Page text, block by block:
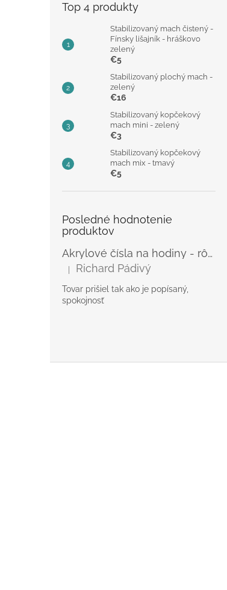
Top 4 produkty
Stabilizovaný mach čistený -
Fínsky lišajník - hráškovo
zelený
€5
Stabilizovaný plochý mach -
zelený
€16
Stabilizovaný kopčekový
mach mini - zelený
€3
Stabilizovaný kopčekový
mach mix - tmavý
€5
Posledné hodnotenie
produktov
Akrylové čísla na hodiny - rôzne
Hodnotenie produktu je 5 z 5 hviezdičiek.
| Richard Pádivý
Tovar prišiel tak ako je popísaný,
spokojnosť